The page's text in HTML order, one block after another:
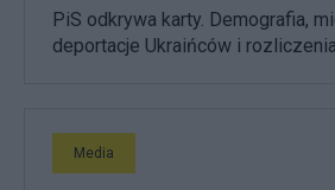
PiS odkrywa karty. Demografia,
deportacje Ukraińców i rozliczenia
Media